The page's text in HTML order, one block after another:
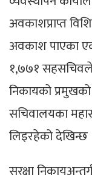
अवकाशप्राप्त
अवकाश पाएका
१,७७१
निकायको
सचिवालयका
लिइरहेको देखिन्छ